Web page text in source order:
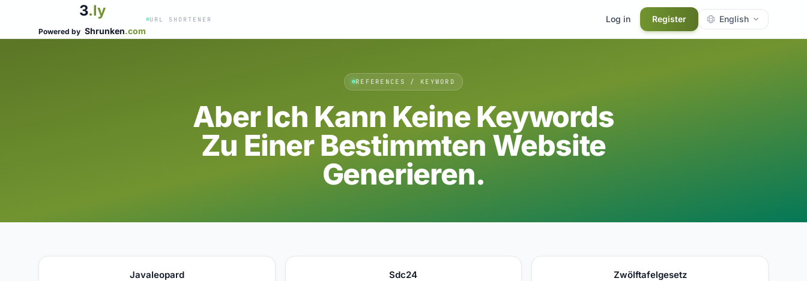
3.ly
Powered by Shrunken.com
URL SHORTENER Log in Register English
REFERENCES / KEYWORD
Aber Ich Kann Keine Keywords
Zu Einer Bestimmten Website
Generieren.
Javaleopard Sdc24 Zwölftafelgesetz